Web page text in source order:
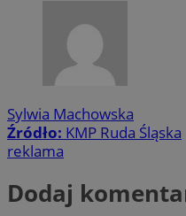
Sylwia Machowska
Źródło: KMP Ruda Śląska
reklama
Dodaj